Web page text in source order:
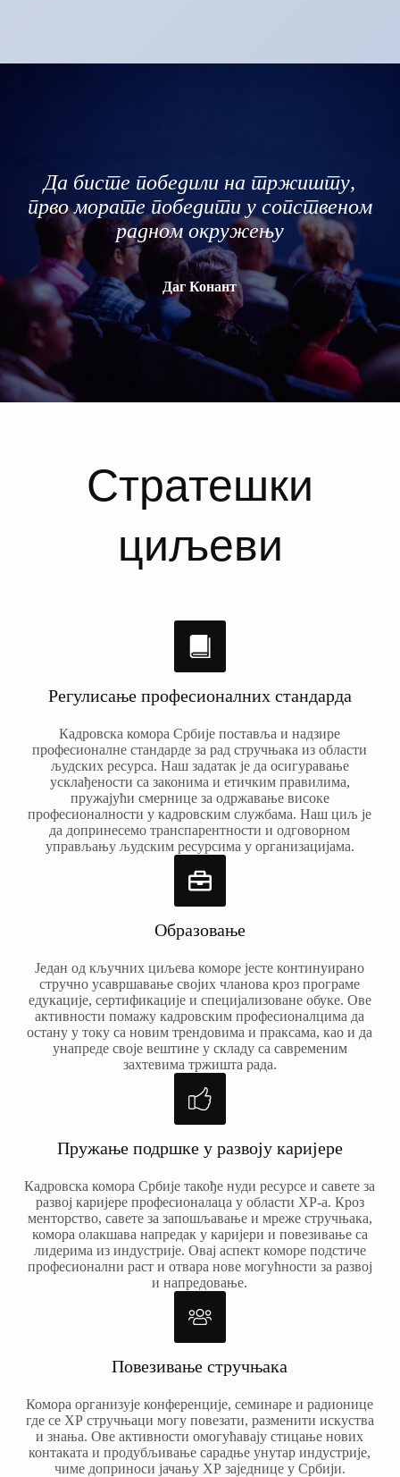
Да бисте победили на тржишту,
прво морате победити у сопственом
радном окружењу
Даг Конант
Стратешки
циљеви
Регулисање професионалних стандарда
Кадровска комора Србије поставља и надзире
професионалне стандарде за рад стручњака из области
људских ресурса. Наш задатак је да осигуравање
усклађености са законима и етичким правилима,
пружајући смернице за одржавање високе
професионалности у кадровским службама. Наш циљ је
да допринесемо транспарентности и одговорном
управљању људским ресурсима у организацијама.
Образовање
Један од кључних циљева коморе јесте континуирано
стручно усавршавање својих чланова кроз програме
едукације, сертификације и специјализоване обуке. Ове
активности помажу кадровским професионалцима да
остану у току са новим трендовима и праксама, као и да
унапреде своје вештине у складу са савременим
захтевима тржишта рада.
Пружање подршке у развоју каријере
Кадровска комора Србије такође нуди ресурсе и савете за
развој каријере професионалаца у области ХР-а. Кроз
менторство, савете за запошљавање и мреже стручњака,
комора олакшава напредак у каријери и повезивање са
лидерима из индустрије. Овај аспект коморе подстиче
професионални раст и отвара нове могућности за развој
и напредовање.
Повезивање стручњака
Комора организује конференције, семинаре и радионице
где се ХР стручњаци могу повезати, разменити искуства
и знања. Ове активности омогућавају стицање нових
контаката и продубљивање сарадње унутар индустрије,
чиме доприноси јачању ХР заједнице у Србији.